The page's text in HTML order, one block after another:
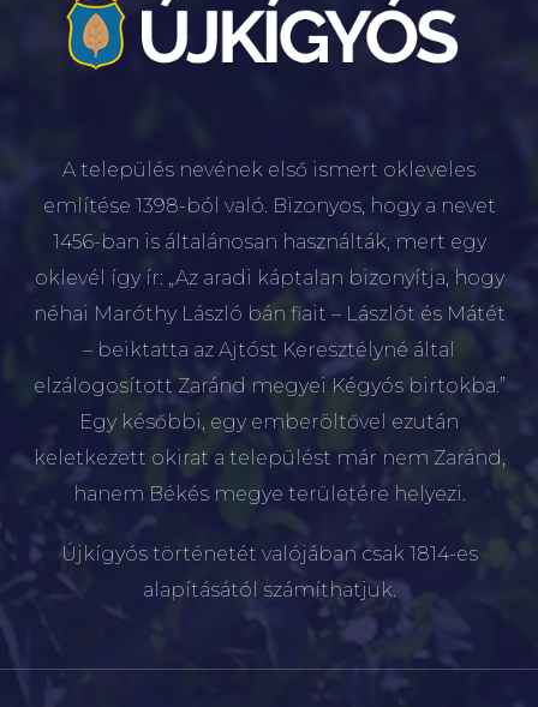
A település nevének első ismert okleveles
említése 1398-ból való. Bizonyos, hogy a nevet
1456-ban is általánosan használták, mert egy
oklevél így ír: „Az aradi káptalan bizonyítja, hogy
néhai Maróthy László bán fiait – Lászlót és Mátét
– beiktatta az Ajtóst Keresztélyné által
elzálogosított Zaránd megyei Kégyós birtokba.”
Egy későbbi, egy emberöltővel ezután
keletkezett okirat a települést már nem Zaránd,
hanem Békés megye területére helyezi.
Újkígyós történetét valójában csak 1814-es
alapításától számíthatjuk.